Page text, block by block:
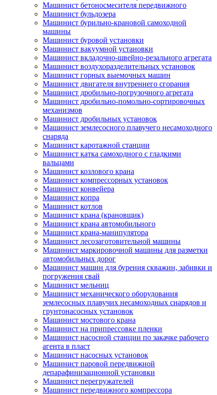
Машинист бетоносмесителя передвижного
Машинист бульдозера
Машинист бурильно-крановой самоходной
машины
Машинист буровой установки
Машинист вакуумной установки
Машинист вкладочно-швейно-резального агрегата
Машинист воздухоразделительных установок
Машинист горных выемочных машин
Машинист двигателя внутреннего сгорания
Машинист дробильно-погрузочного агрегата
Машинист дробильно-помольно-сортировочных
механизмов
Машинист дробильных установок
Машинист землесосного плавучего несамоходного
снаряда
Машинист каротажной станции
Машинист катка самоходного с гладкими
вальцами
Машинист козлового крана
Машинист компрессорных установок
Машинист конвейера
Машинист копра
Машинист котлов
Машинист крана (крановщик)
Машинист крана автомобильного
Машинист крана-манипулятора
Машинист лесозаготовительной машины
Машинист маркировочной машины для разметки
автомобильных дорог
Машинист машин для бурения скважин, забивки и
погружения свай
Машинист мельниц
Машинист механического оборудования
землесосных плавучих несамоходных снарядов и
грунтонасосных установок
Машинист мостового крана
Машинист на припрессовке пленки
Машинист насосной станции по закачке рабочего
агента в пласт
Машинист насосных установок
Машинист паровой передвижной
депарафинизационной установки
Машинист перегружателей
Машинист передвижного компрессора